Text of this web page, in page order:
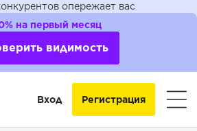
опережает вас
на первый месяц
видимость
Вход Регистрация